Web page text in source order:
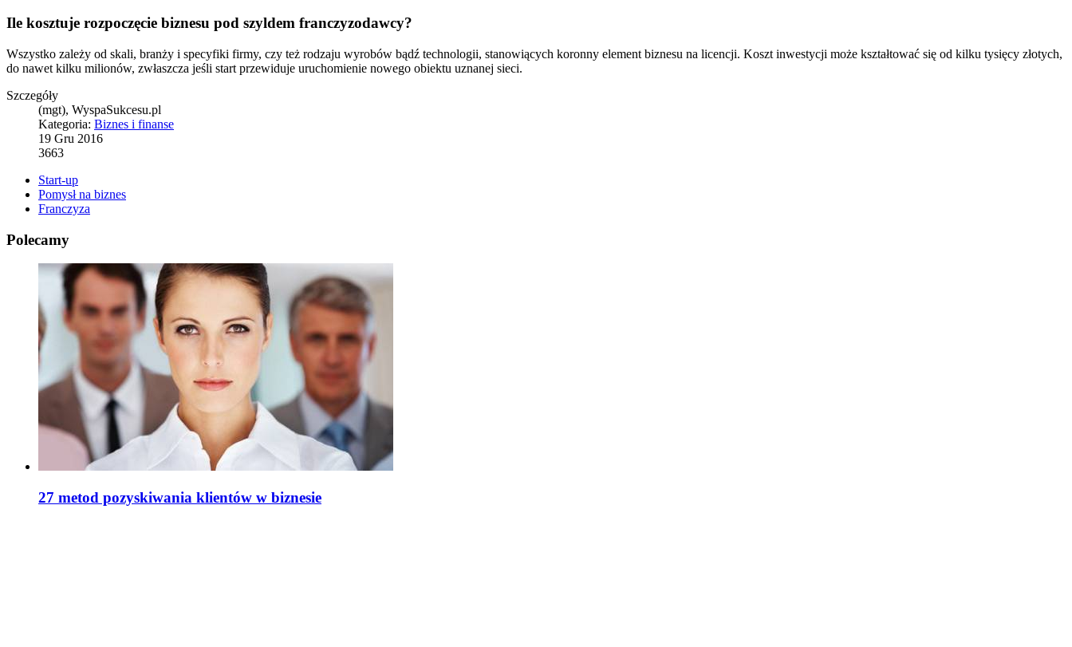
Ile kosztuje rozpoczęcie biznesu pod szyldem franczyzodawcy?
Wszystko zależy od skali, branży i specyfiki firmy, czy też rodzaju wyrobów bądź technologii, stanowiących koronny element biznesu na licencji. Koszt inwestycji może kształtować się od kilku tysięcy złotych,
do nawet kilku milionów, zwłaszcza jeśli start przewiduje uruchomienie nowego obiektu uznanej sieci.
Szczegóły
(mgt), WyspaSukcesu.pl
Kategoria: Biznes i finanse
19 Gru 2016
3663
Start-up
Pomysł na biznes
Franczyza
Polecamy
27 metod pozyskiwania klientów w biznesie